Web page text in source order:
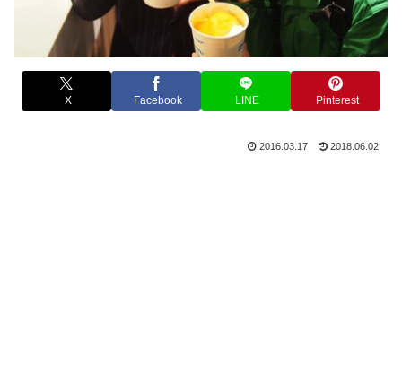
X Facebook LINE Pinterest
2016.03.17 2018.06.02